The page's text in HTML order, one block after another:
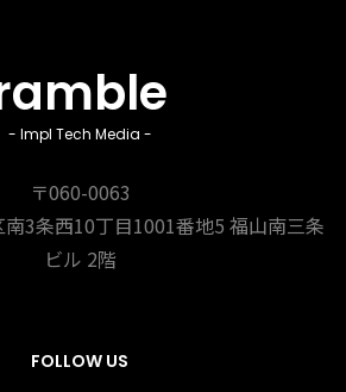
- Impl Tech Media -
〒060-0063
3条西10丁目1001番地5 福山南三条
ビル 2階
FOLLOW US